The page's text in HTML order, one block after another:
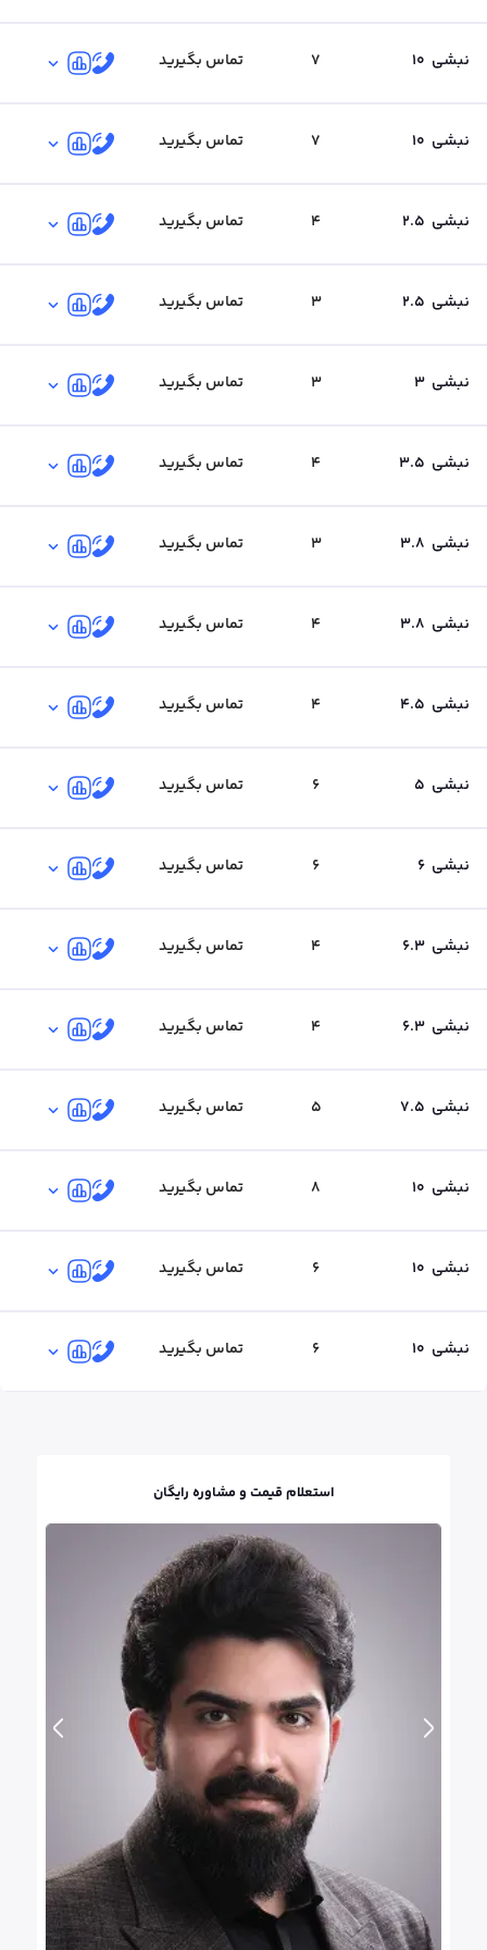
نبشی 10
7 تماس بگیرید
نبشی 10
7 تماس بگیرید
نبشی 2.5
4 تماس بگیرید
نبشی 2.5
3 تماس بگیرید
نبشی 3
3 تماس بگیرید
نبشی 3.5
4 تماس بگیرید
نبشی 3.8
3 تماس بگیرید
نبشی 3.8
4 تماس بگیرید
نبشی 4.5
4 تماس بگیرید
نبشی 5
6 تماس بگیرید
نبشی 6
6 تماس بگیرید
نبشی 6.3
4 تماس بگیرید
نبشی 6.3
4 تماس بگیرید
نبشی 7.5
5 تماس بگیرید
نبشی 10
8 تماس بگیرید
نبشی 10
6 تماس بگیرید
نبشی 10
6 تماس بگیرید
استعلام قیمت و مشاوره رایگان